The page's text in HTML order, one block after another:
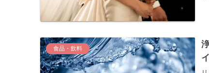
食品・飲料